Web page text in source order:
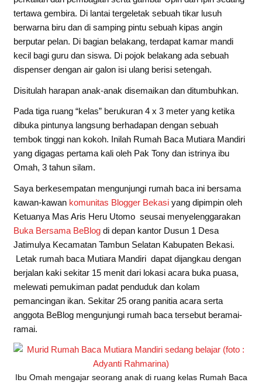
tertawa gembira. Di lantai tergeletak sebuah tikar lusuh
berwarna biru dan di samping pintu sebuah kipas angin
berputar pelan. Di bagian belakang, terdapat kamar mandi
kecil bagi guru dan siswa. Di pojok belakang ada sebuah
dispenser dengan air galon isi ulang berisi setengah.
Disitulah harapan anak-anak disemaikan dan ditumbuhkan.
Pada tiga ruang “kelas” berukuran 4 x 3 meter yang ketika
dibuka pintunya langsung berhadapan dengan sebuah
tembok tinggi nan kokoh. Inilah Rumah Baca Mutiara Mandiri
yang digagas pertama kali oleh Pak Tony dan istrinya ibu
Omah, 3 tahun silam.
Saya berkesempatan mengunjungi rumah baca ini bersama
kawan-kawan komunitas Blogger Bekasiyang dipimpin oleh
Ketuanya Mas Aris Heru Utomo seusai menyelenggarakan
Buka Bersama BeBlog di depan kantor Dusun 1 Desa
Jatimulya Kecamatan Tambun Selatan Kabupaten Bekasi.
Letak rumah baca Mutiara Mandiri dapat dijangkau dengan
berjalan kaki sekitar 15 menit dari lokasi acara buka puasa,
melewati pemukiman padat penduduk dan kolam
pemancingan ikan. Sekitar 25 orang panitia acara serta
anggota BeBlog mengunjungi rumah baca tersebut beramai-
ramai.
Ibu Omah mengajar seorang anak di ruang kelas Rumah Baca